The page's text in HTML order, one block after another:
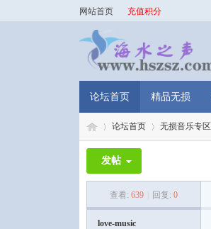
网站首页 充值积分
论坛首页 精品无损
论坛首页 无损音乐专区
发帖
查看: 639 回复: 0
love-music